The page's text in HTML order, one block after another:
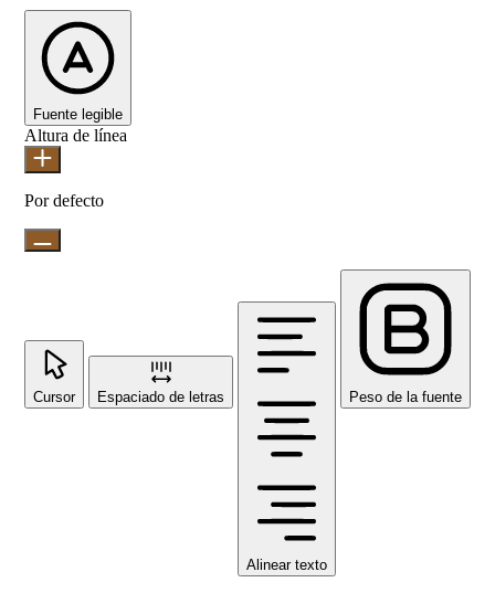
Fuente legible
Altura de línea
Por defecto
Cursor Espaciado de letras
Alinear texto
Peso de la fuente